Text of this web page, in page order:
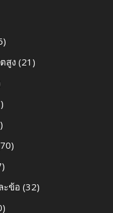
สูง (21)
ะข้อ (32)